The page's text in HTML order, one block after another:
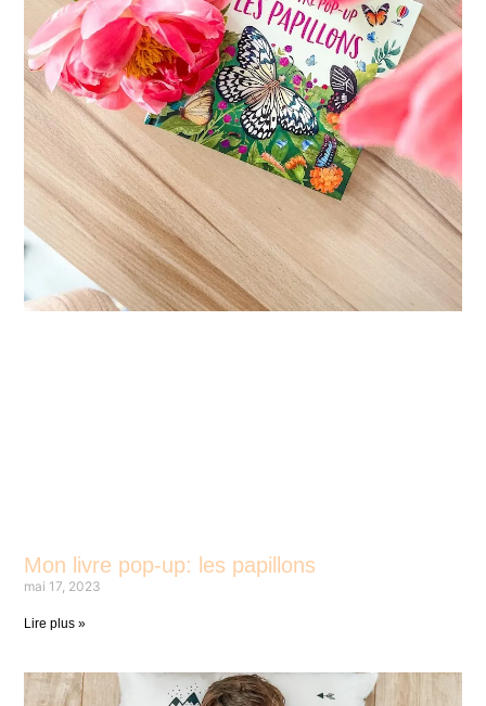
Mon livre pop-up: les papillons
mai 17, 2023
Lire plus »